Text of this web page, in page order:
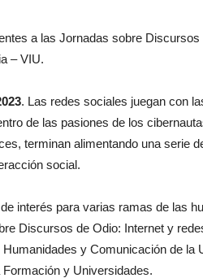
a las Jornadas sobre
– VIU.
. Las redes sociales juegan con
de las pasiones de los
terminan alimentando una serie
social.
interés para varias ramas de las
Discursos de Odio: Internet y
y Comunicación de la
y Universidades.